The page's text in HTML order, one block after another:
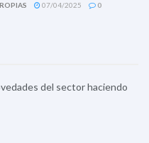
07/04/2025 0
del sector haciendo